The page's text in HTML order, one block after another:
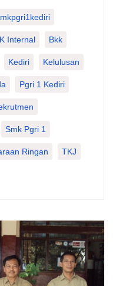
Internal Bkk
Kediri Kelulusan
Pgri 1 Kediri
Smk Pgri 1
Ringan TKJ